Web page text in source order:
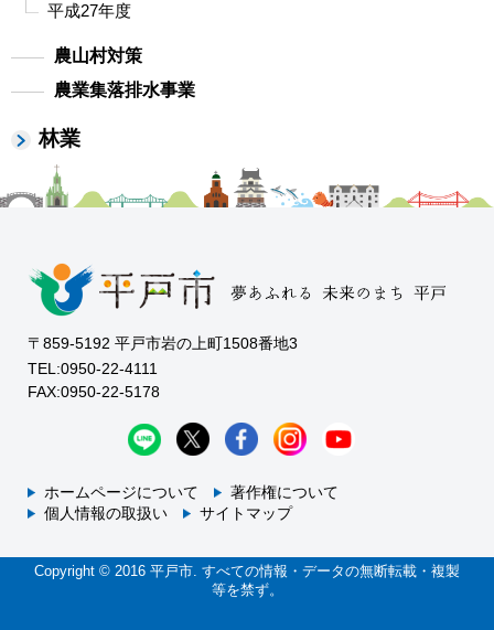
平成27年度
農山村対策
農業集落排水事業
林業
〒859-5192 平戸市岩の上町1508番地3
TEL:0950-22-4111
FAX:0950-22-5178
ホームページについて
著作権について
個人情報の取扱い
サイトマップ
Copyright © 2016 平戸市. すべての情報・データの無断転載・複製
等を禁ず。